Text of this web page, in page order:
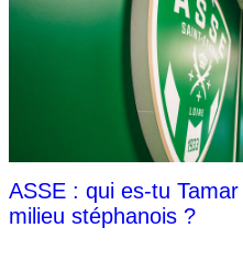
ASSE : qui es-tu
milieu stéphanois ?